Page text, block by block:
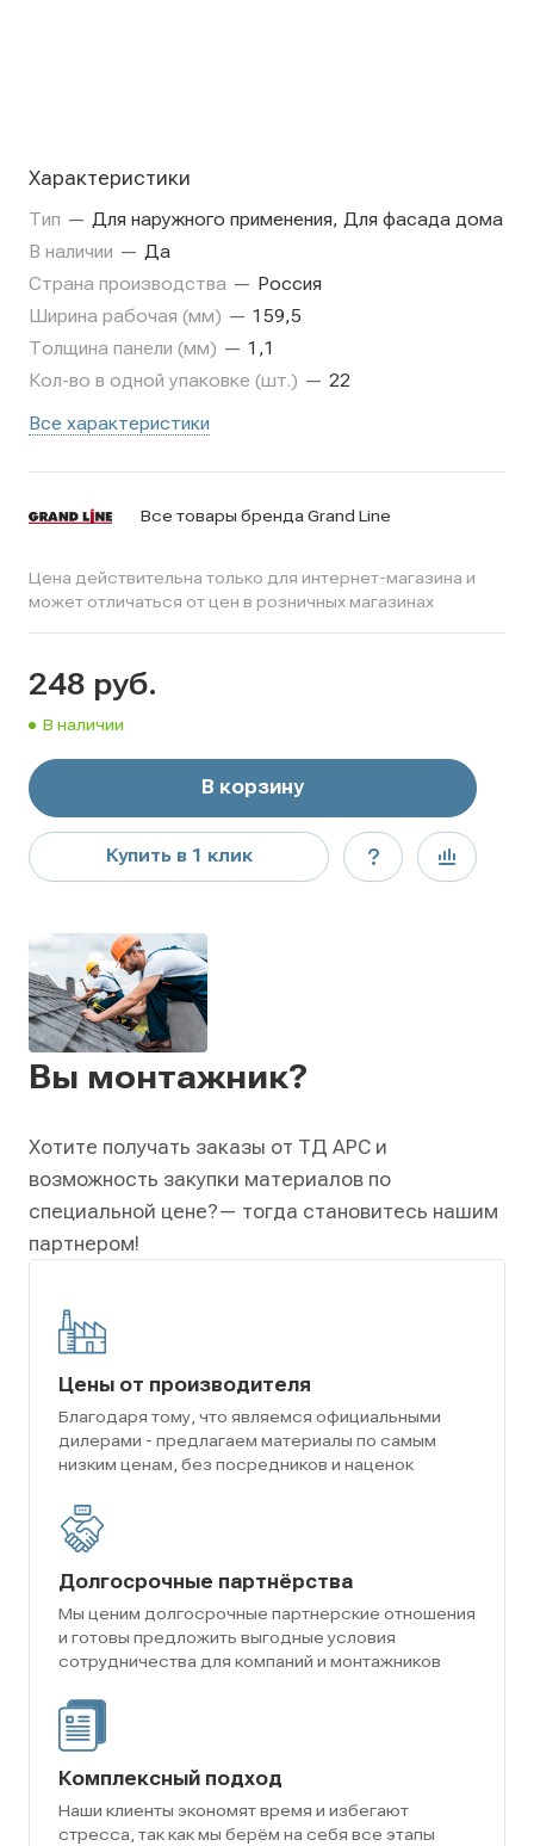
Характеристики
Тип — Для наружного применения, Для фасада дома
В наличии — Да
Страна производства — Россия
Ширина рабочая (мм) — 159,5
Толщина панели (мм) — 1,1
Кол-во в одной упаковке (шт.) — 22
Все характеристики
Все товары бренда Grand Line
Цена действительна только для интернет-магазина и
может отличаться от цен в розничных магазинах
248 руб.
В наличии
В корзину
Купить в 1 клик
Вы монтажник?
Хотите получать заказы от ТД АРС и
возможность закупки материалов по
специальной цене?— тогда становитесь нашим
партнером!
Цены от производителя
Благодаря тому, что являемся официальными
дилерами - предлагаем материалы по самым
низким ценам, без посредников и наценок
Долгосрочные партнёрства
Мы ценим долгосрочные партнерские отношения
и готовы предложить выгодные условия
сотрудничества для компаний и монтажников
Комплексный подход
Наши клиенты экономят время и избегают
стресса, так как мы берём на себя все этапы